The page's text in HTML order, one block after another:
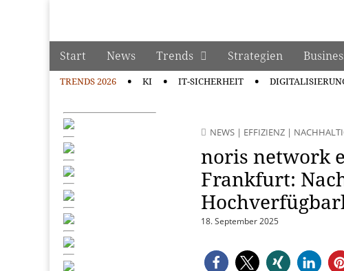
manage it
Main menu
Skip to content
Start News Trends Strategien
TRENDS 2026 KI IT-SICHERHEIT
NEWS| EFFIZIENZ|
noris network
Frankfurt:
18. September 2025